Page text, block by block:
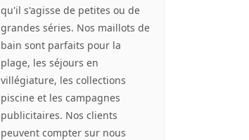
qu'il s'agisse de petites ou de
grandes séries. Nos maillots de
bain sont parfaits pour la
plage, les séjours en
villégiature, les collections
piscine et les campagnes
publicitaires. Nos clients
peuvent compter sur nous